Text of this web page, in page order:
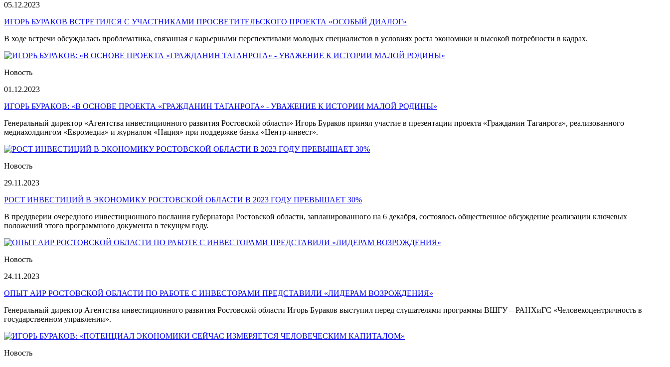
05.12.2023
ИГОРЬ БУРАКОВ ВСТРЕТИЛСЯ С УЧАСТНИКАМИ ПРОСВЕТИТЕЛЬСКОГО ПРОЕКТА «ОСОБЫЙ ДИАЛОГ»
В ходе встречи обсуждалась проблематика, связанная с карьерными перспективами молодых специалистов в условиях роста экономики и высокой потребности в кадрах.
Новость
01.12.2023
ИГОРЬ БУРАКОВ: «В ОСНОВЕ ПРОЕКТА «ГРАЖДАНИН ТАГАНРОГА» - УВАЖЕНИЕ К ИСТОРИИ МАЛОЙ РОДИНЫ»
Генеральный директор «Агентства инвестиционного развития Ростовской области» Игорь Бураков принял участие в презентации проекта «Гражданин Таганрога», реализованного
медиахолдингом «Евромедиа» и журналом «Нация» при поддержке банка «Центр-инвест».
Новость
29.11.2023
РОСТ ИНВЕСТИЦИЙ В ЭКОНОМИКУ РОСТОВСКОЙ ОБЛАСТИ В 2023 ГОДУ ПРЕВЫШАЕТ 30%
В преддверии очередного инвестиционного послания губернатора Ростовской области, запланированного на 6 декабря, состоялось общественное обсуждение реализации ключевых
положений этого программного документа в текущем году.
Новость
24.11.2023
ОПЫТ АИР РОСТОВСКОЙ ОБЛАСТИ ПО РАБОТЕ С ИНВЕСТОРАМИ ПРЕДСТАВИЛИ «ЛИДЕРАМ ВОЗРОЖДЕНИЯ»
Генеральный директор Агентства инвестиционного развития Ростовской области Игорь Бураков выступил перед слушателями программы ВШГУ – РАНХиГС «Человекоцентричность в
государственном управлении».
Новость